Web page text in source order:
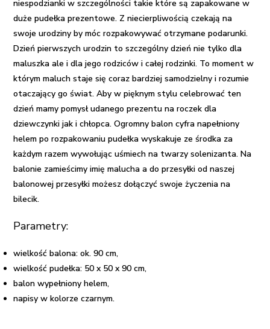
niespodzianki w szczególności takie które są zapakowane w
duże pudełka prezentowe. Z niecierpliwością czekają na
swoje urodziny by móc rozpakowywać otrzymane podarunki.
Dzień pierwszych urodzin to szczególny dzień nie tylko dla
maluszka ale i dla jego rodziców i całej rodzinki. To moment w
którym maluch staje się coraz bardziej samodzielny i rozumie
otaczający go świat. Aby w pięknym stylu celebrować ten
dzień mamy pomysł udanegoprezentu na roczek dla
dziewczynki jak i chłopca. Ogromnybalon cyfra napełniony
helem po rozpakowaniu pudełka wyskakuje ze środka za
każdym razem wywołując uśmiech na twarzy solenizanta. Na
balonie zamieścimy imię malucha a do przesyłki od naszej
balonowej przesyłki możesz dołączyć swoje życzenia na
bilecik.
Parametry:
wielkość balona: ok. 90 cm,
wielkość pudełka: 50 x 50 x 90 cm,
balon wypełniony helem,
napisy w kolorze czarnym.